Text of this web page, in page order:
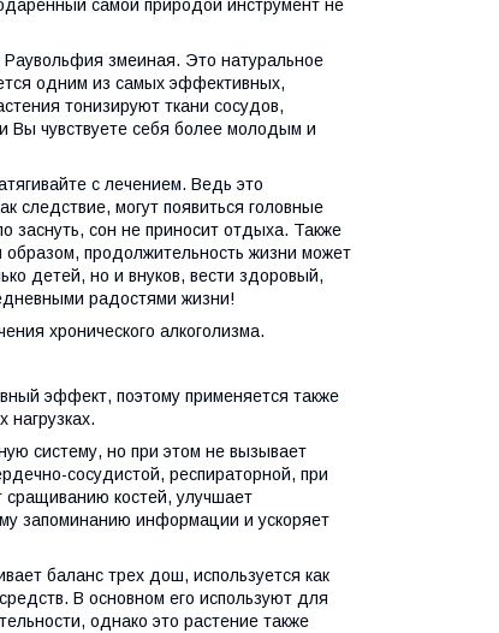
самой природой инструмент не
Раувольфия змеиная. Это натуральное
одним из самых эффективных,
тонизируют ткани сосудов,
Вы чувствуете себя более молодым и
с лечением. Ведь это
следствие, могут появиться головные
заснуть, сон не приносит отдыха. Также
образом, продолжительность жизни может
детей, но и внуков, вести здоровый,
радостями жизни!
хронического алкоголизма.
эффект, поэтому применяется также
систему, но при этом не вызывает
сосудистой, респираторной, при
сращиванию костей, улучшает
запоминанию информации и ускоряет
баланс трех дош, используется как
В основном его используют для
однако это растение также